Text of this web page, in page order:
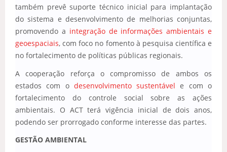
também prevê suporte técnico inicial para implantação
do sistema e desenvolvimento de melhorias conjuntas,
promovendo a integração de informações ambientais e
geoespaciais, com foco no fomento à pesquisa científica e
no fortalecimento de políticas públicas regionais.
A cooperação reforça o compromisso de ambos os
estados com o desenvolvimento sustentável e com o
fortalecimento do controle social sobre as ações
ambientais. O ACT terá vigência inicial de dois anos,
podendo ser prorrogado conforme interesse das partes.
GESTÃO AMBIENTAL